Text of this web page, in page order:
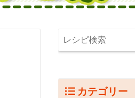
カテゴリー